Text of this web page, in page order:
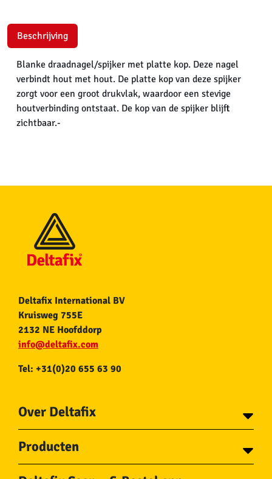
Beschrijving
Blanke draadnagel/spijker met platte kop. Deze nagel
verbindt hout met hout. De platte kop van deze spijker
zorgt voor een groot drukvlak, waardoor een stevige
houtverbinding ontstaat. De kop van de spijker blijft
zichtbaar.-
Deltafix International BV
Kruisweg 755E
2132 NE Hoofddorp
info@deltafix.com
Tel: +31(0)20 655 63 90
Over Deltafix
Voor gemeentes
Over Deltafix
Producten